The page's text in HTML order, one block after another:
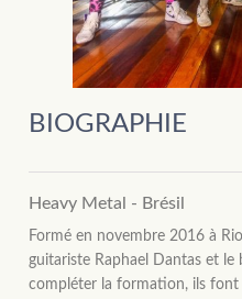
BIOGRAPHIE
Heavy Metal - Brésil
Formé en novembre 2016 à
guitariste Raphael Dantas et le
compléter la formation, ils font